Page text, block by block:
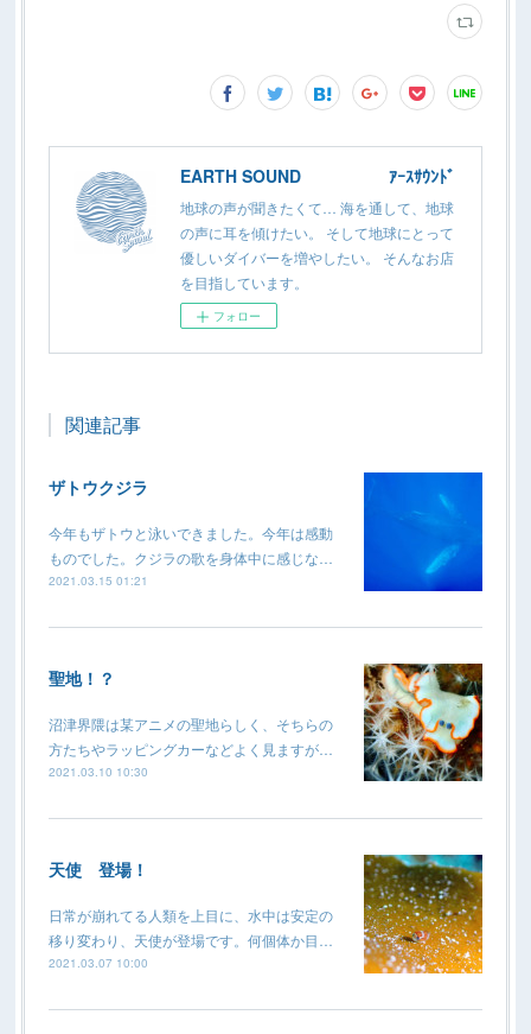
EARTH SOUND ｱｰｽｻｳﾝﾄﾞ
地球の声が聞きたくて… 海を通して、地球
の声に耳を傾けたい。 そして地球にとって
優しいダイバーを増やしたい。 そんなお店
を目指しています。
フォロー
関連記事
ザトウクジラ
今年もザトウと泳いできました。今年は感動
ものでした。クジラの歌を身体中に感じな…
2021.03.15 01:21
聖地！？
沼津界隈は某アニメの聖地らしく、そちらの
方たちやラッピングカーなどよく見ますが…
2021.03.10 10:30
天使 登場！
日常が崩れてる人類を上目に、水中は安定の
移り変わり、天使が登場です。何個体か目…
2021.03.07 10:00